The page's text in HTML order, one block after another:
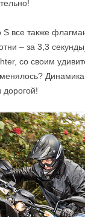
все также
– за 3,3
со своим
дорогой!